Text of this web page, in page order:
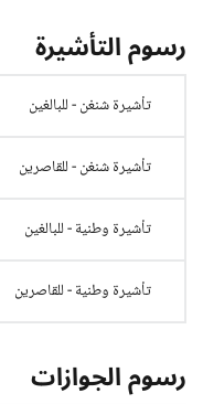
رسوم التأشيرة
تأشيرة شنغن - للبالغين
تأشيرة شنغن - للقاصرين
تأشيرة وطنية - للبالغين
تأشيرة وطنية - للقاصرين
رسوم الجوازات